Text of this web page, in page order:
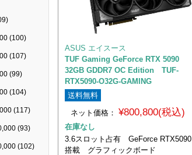
(100)
(107)
(99)
(104)
(117)
(93)
(102)
ASUS エイスース
TUF Gaming GeForce RTX 5090
32GB GDDR7 OC Edition TUF-
RTX5090-O32G-GAMING
送料無料
ネット価格： ¥800,800(税込)
在庫なし
3.6スロット占有 GeForce RTX5090
搭載 グラフィックボード